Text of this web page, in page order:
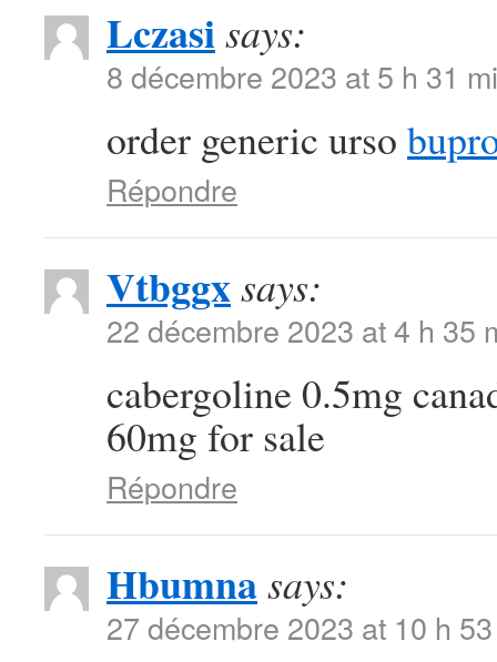
Lczasisays:
8 décembre 2023 at 5 h 31
order generic urso
Répondre
Vtbggxsays:
22 décembre 2023 at 4 h 35
cabergoline 0.5mg
60mg for sale
Répondre
Hbumnasays:
27 décembre 2023 at 10 h